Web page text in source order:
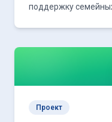
поддержку
Проект